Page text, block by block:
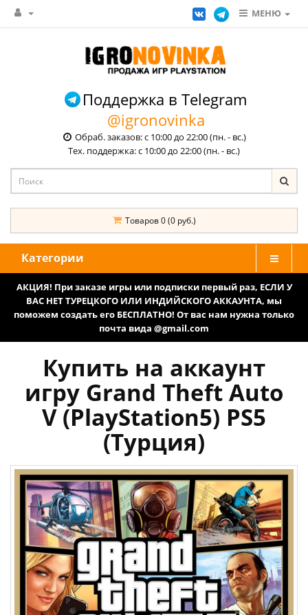
МЕНЮ
Поддержка в Telegram
@igronovinka
Обраб. заказов: с 10:00 до 22:00 (пн. - вс.)
Тех. поддержка: с 10:00 до 22:00 (пн. - вс.)
Товаров 0 (0 руб.)
Категории
АКЦИЯ! При заказе игры или подписки первый раз, ЕСЛИ У
ВАС НЕТ ТУРЕЦКОГО ИЛИ ИНДИЙСКОГО АККАУНТА, мы
поможем создать его БЕСПЛАТНО! От вас нам нужна только
почта вида @gmail.com
Купить на аккаунт
игру Grand Theft Auto
V (PlayStation5) PS5
(Турция)